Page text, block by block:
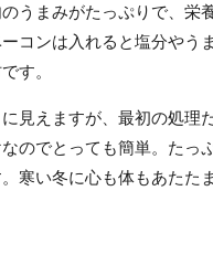
うまみがたっぷりで、栄
コンは入れると塩分やう
す。
見えますが、最初の処理
のでとっても簡単。たっ
寒い冬に心も体もあたた